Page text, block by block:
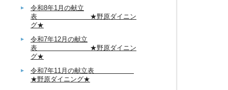
令和8年1月の献立
表 ★野原ダイニン
グ★
令和7年12月の献立
表 ★野原ダイニン
グ★
令和7年11月の献立表
★野原ダイニング★